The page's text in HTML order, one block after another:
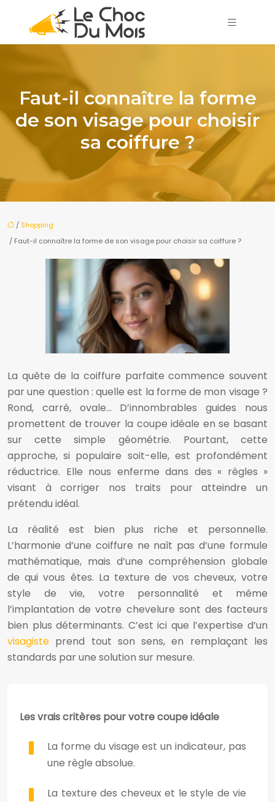
Faut-il connaître la forme
de son visage pour choisir
sa coiffure ?
/ Shopping
/ Faut-il connaître la forme de son visage pour choisir sa coiffure ?
La quête de la coiffure parfaite commence souvent
par une question : quelle est la forme de mon visage ?
Rond, carré, ovale… D’innombrables guides nous
promettent de trouver la coupe idéale en se basant
sur cette simple géométrie. Pourtant, cette
approche, si populaire soit-elle, est profondément
réductrice. Elle nous enferme dans des « règles »
visant à corriger nos traits pour atteindre un
prétendu idéal.
La réalité est bien plus riche et personnelle.
L’harmonie d’une coiffure ne naît pas d’une formule
mathématique, mais d’une compréhension globale
de qui vous êtes. La texture de vos cheveux, votre
style de vie, votre personnalité et même
l’implantation de votre chevelure sont des facteurs
bien plus déterminants. C’est ici que l’expertise d’un
visagiste prend tout son sens, en remplaçant les
standards par une solution sur mesure.
Les vrais critères pour votre coupe idéale
La forme du visage est un indicateur, pas
une règle absolue.
La texture des cheveux et le style de vie